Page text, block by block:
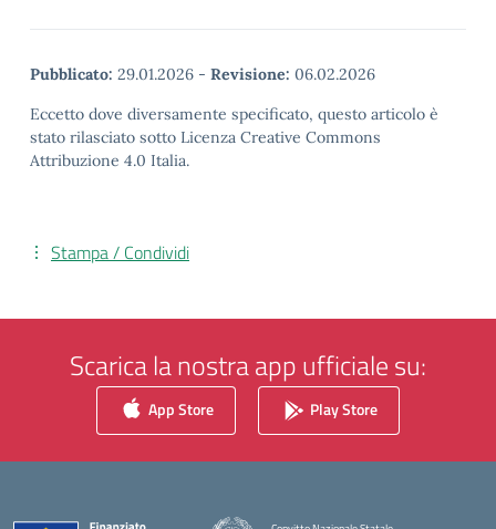
Pubblicato: 29.01.2026 - Revisione: 06.02.2026
Eccetto dove diversamente specificato, questo articolo è
stato rilasciato sotto Licenza Creative Commons
Attribuzione 4.0 Italia.
Stampa / Condividi
Scarica la nostra app ufficiale su:
App Store Play Store